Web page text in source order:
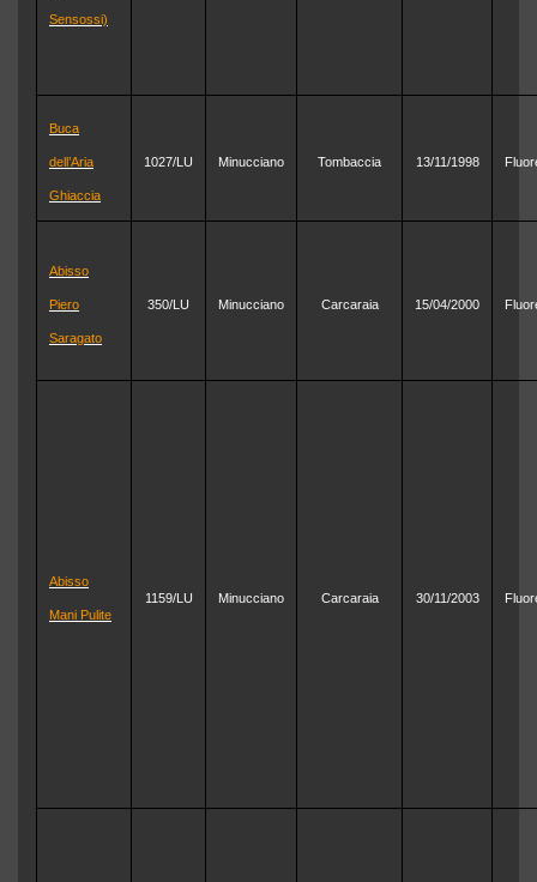
Sensossi)
Buca
dell’Aria
Ghiaccia
1027/LU Minucciano Tombaccia 13/11/1998
Abisso
Piero
Saragato
350/LU Minucciano Carcaraia 15/04/2000
Abisso
Mani Pulite
1159/LU Minucciano Carcaraia 30/11/2003